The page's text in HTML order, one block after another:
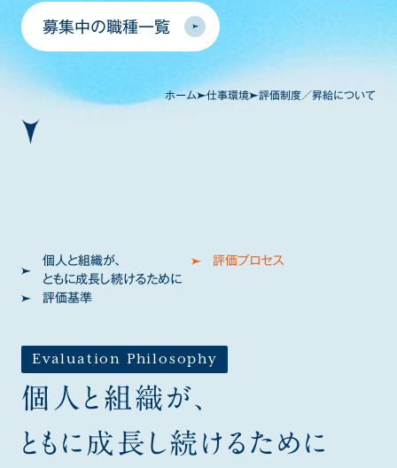
オフィス紹介
Office
募集職種
Jobs
コンサルタント
エンジニア/
01 戦略コンサルタント
02 ビジネスコンサルタント
募集中の職種一覧
ホーム 仕事環境 評価制度／昇給について
個人と組織が、
ともに成長し続けるために
評価プロセス
評価基準
Evaluation Philosophy
個人と組織が、
ともに成長し続けるために